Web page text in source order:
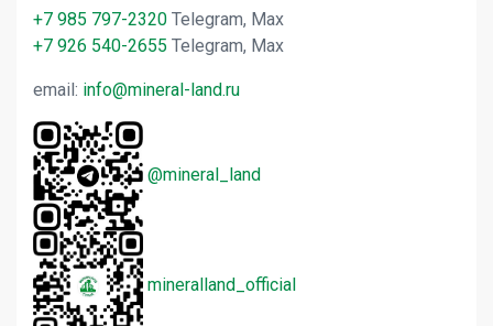
+7 985 797-2320 Telegram, Max
+7 926 540-2655 Telegram, Max
email: info@mineral-land.ru
@mineral_land
mineralland_official